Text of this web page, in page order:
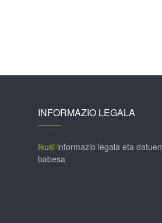
INFORMAZIO LEGALA
Ikusiinformazio legala eta datuen
babesa